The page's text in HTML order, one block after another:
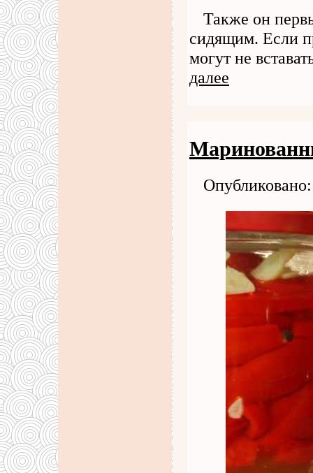
Также он
сидящим. Если
могут не
далее